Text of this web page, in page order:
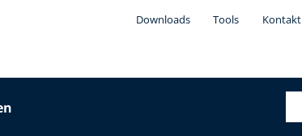
Downloads Tools Kontakt